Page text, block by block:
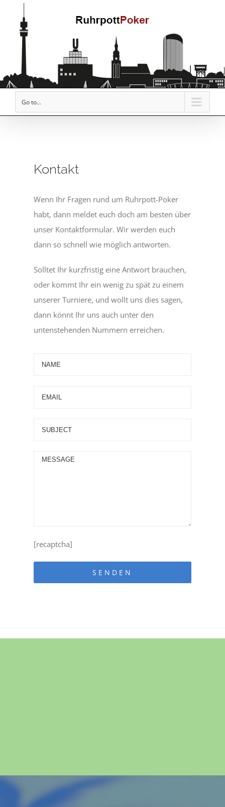
Go to...
Kontakt
Wenn Ihr Fragen rund um Ruhrpott-Poker
habt, dann meldet euch doch am besten über
unser Kontaktformular. Wir werden euch
dann so schnell wie möglich antworten.
Solltet Ihr kurzfristig eine Antwort brauchen,
oder kommt Ihr ein wenig zu spät zu einem
unserer Turniere, und wollt uns dies sagen,
dann könnt Ihr uns auch unter den
untenstehenden Nummern erreichen.
[recaptcha]